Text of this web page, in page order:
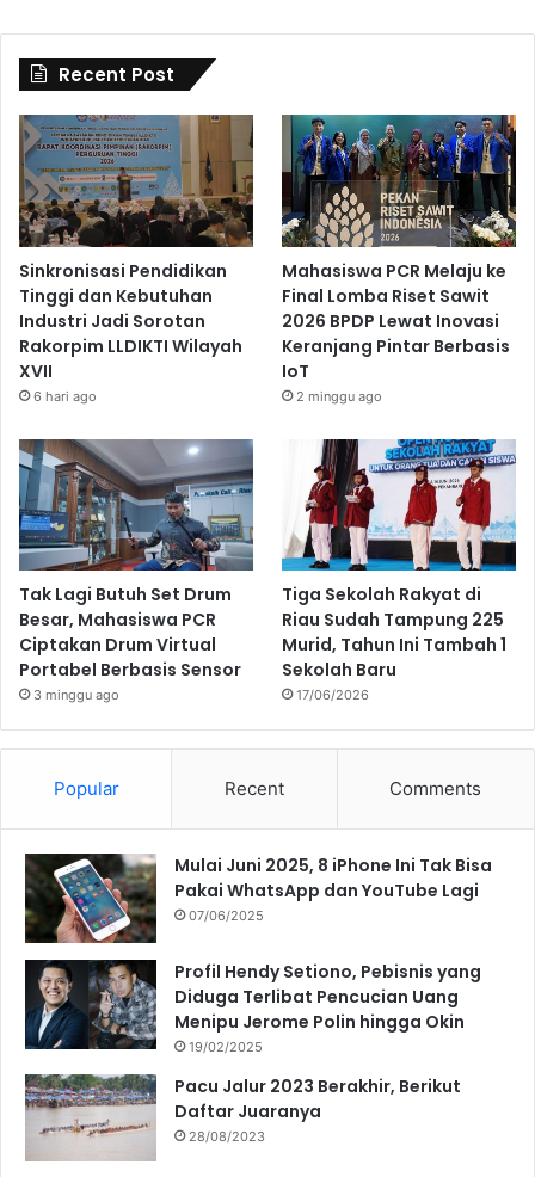
Recent Post
Sinkronisasi Pendidikan
Tinggi dan Kebutuhan
Industri Jadi Sorotan
Rakorpim LLDIKTI Wilayah
XVII
6 hari ago
Mahasiswa PCR Melaju ke
Final Lomba Riset Sawit
2026 BPDP Lewat Inovasi
Keranjang Pintar Berbasis
IoT
2 minggu ago
Tak Lagi Butuh Set Drum
Besar, Mahasiswa PCR
Ciptakan Drum Virtual
Portabel Berbasis Sensor
3 minggu ago
Tiga Sekolah Rakyat di
Riau Sudah Tampung 225
Murid, Tahun Ini Tambah 1
Sekolah Baru
17/06/2026
Popular Recent Comments
Mulai Juni 2025, 8 iPhone Ini Tak Bisa
Pakai WhatsApp dan YouTube Lagi
07/06/2025
Profil Hendy Setiono, Pebisnis yang
Diduga Terlibat Pencucian Uang
Menipu Jerome Polin hingga Okin
19/02/2025
Pacu Jalur 2023 Berakhir, Berikut
Daftar Juaranya
28/08/2023